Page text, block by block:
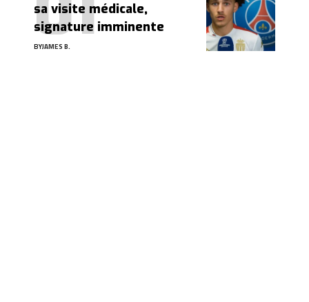
sa visite médicale,
signature imminente
BYJAMES B.